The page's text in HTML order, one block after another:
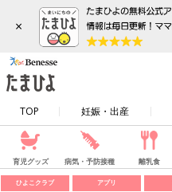
×
TOP 妊娠・出産
育児グッズ 病気・予防接種 離乳食
ひよこクラブ アプリ